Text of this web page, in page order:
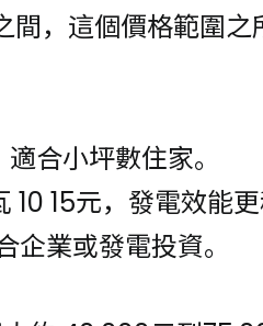
，這個價格範圍
合小坪數住家。
15元，發電效能更
業或發電投資。